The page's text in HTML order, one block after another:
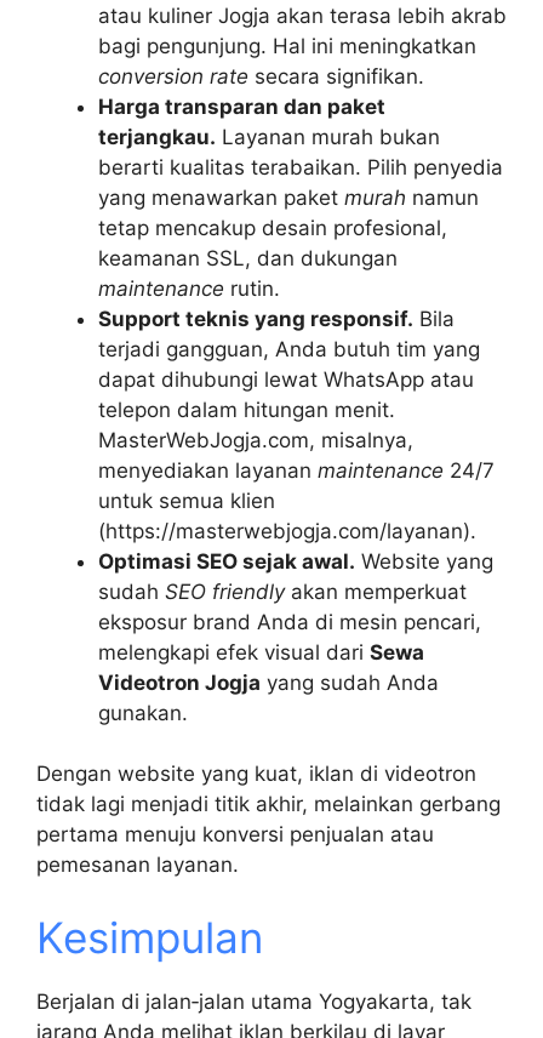
atau kuliner Jogja akan terasa lebih akrab
bagi pengunjung. Hal ini meningkatkan
conversion rate secara signifikan.
Harga transparan dan paket
terjangkau. Layanan murah bukan
berarti kualitas terabaikan. Pilih penyedia
yang menawarkan paket murah namun
tetap mencakup desain profesional,
keamanan SSL, dan dukungan
maintenance rutin.
Support teknis yang responsif. Bila
terjadi gangguan, Anda butuh tim yang
dapat dihubungi lewat WhatsApp atau
telepon dalam hitungan menit.
MasterWebJogja.com, misalnya,
menyediakan layanan maintenance 24/7
untuk semua klien
(https://masterwebjogja.com/layanan).
Optimasi SEO sejak awal. Website yang
sudah SEO friendlyakan memperkuat
eksposur brand Anda di mesin pencari,
melengkapi efek visual dari Sewa
Videotron Jogja yang sudah Anda
gunakan.
Dengan website yang kuat, iklan di videotron
tidak lagi menjadi titik akhir, melainkan gerbang
pertama menuju konversi penjualan atau
pemesanan layanan.
Kesimpulan
Berjalan di jalan‑jalan utama Yogyakarta, tak
jarang Anda melihat iklan berkilau di layar